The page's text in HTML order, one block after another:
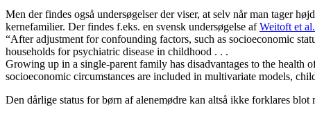
Men der findes også undersøgelser der viser, at selv når man tager
kernefamilier. Der findes f.eks. en svensk undersøgelse afWeitoft et
“After adjustment for confounding factors, such as socioeconomic
households for psychiatric disease in childhood . . .
Growing up in a single-parent family has disadvantages to the health
socioeconomic circumstances are included in multivariate models,
Den dårlige status for børn af alenemødre kan altså ikke forklares